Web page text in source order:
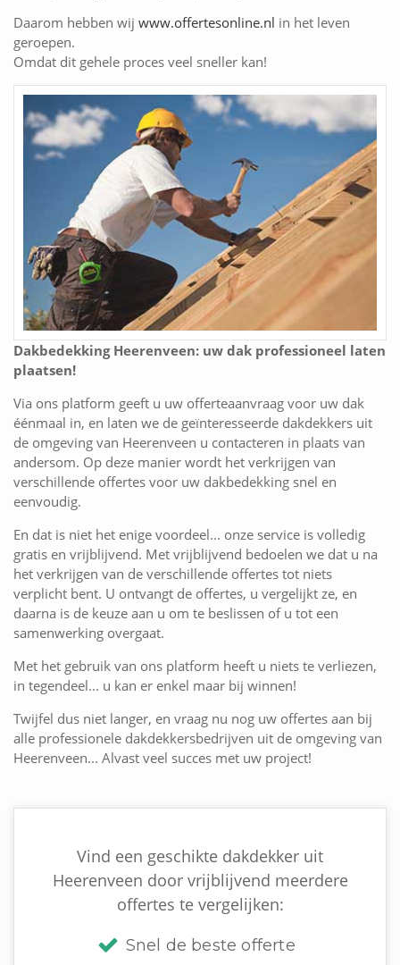
Daarom hebben wij www.offertesonline.nl in het leven
geroepen.
Omdat dit gehele proces veel sneller kan!
Dakbedekking Heerenveen: uw dak professioneel laten
plaatsen!
Via ons platform geeft u uw offerteaanvraag voor uw dak
éénmaal in, en laten we de geïnteresseerde dakdekkers uit
de omgeving van Heerenveen u contacteren in plaats van
andersom. Op deze manier wordt het verkrijgen van
verschillende offertes voor uw dakbedekking snel en
eenvoudig.
En dat is niet het enige voordeel... onze service is volledig
gratis en vrijblijvend. Met vrijblijvend bedoelen we dat u na
het verkrijgen van de verschillende offertes tot niets
verplicht bent. U ontvangt de offertes, u vergelijkt ze, en
daarna is de keuze aan u om te beslissen of u tot een
samenwerking overgaat.
Met het gebruik van ons platform heeft u niets te verliezen,
in tegendeel... u kan er enkel maar bij winnen!
Twijfel dus niet langer, en vraag nu nog uw offertes aan bij
alle professionele dakdekkersbedrijven uit de omgeving van
Heerenveen... Alvast veel succes met uw project!
Vind een geschikte dakdekker uit
Heerenveen door vrijblijvend meerdere
offertes te vergelijken:
Snel de beste offerte